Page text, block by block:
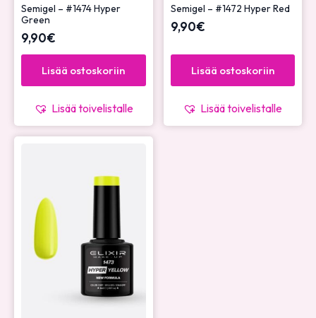
Semigel – #1474 Hyper
Green
9,90€
Lisää ostoskoriin
Lisää toivelistalle
Semigel – #1472 Hyper Red
9,90€
Lisää ostoskoriin
Lisää toivelistalle